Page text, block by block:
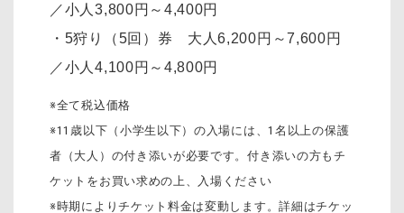
／小人3,800円～4,400円
・5狩り（5回）券 大人6,200円～7,600円
／小人4,100円～4,800円
※全て税込価格
※11歳以下（小学生以下）の入場には、1名以上の保護
者（大人）の付き添いが必要です。付き添いの方もチ
ケットをお買い求めの上、入場ください
※時期によりチケット料金は変動します。詳細はチケッ